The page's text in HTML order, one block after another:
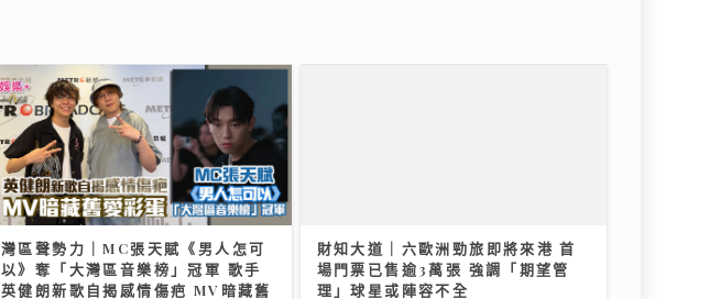
灣區聲勢力｜MC張天賦《男人怎可
以》奪「大灣區音樂榜」冠軍 歌手
英健朗新歌自揭感情傷疤 MV暗藏舊
愛彩蛋
30/07/2026
28/07/2026